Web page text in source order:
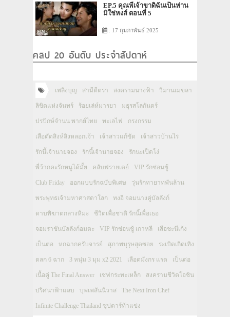
EP.5 คุณพี่เจ้าขาดิฉันเป็นห่าน
มิใช่หงส์ ตอนที่ 5
: 17 กุมภาพันธ์ 2025
คลิป 20 อันดับ ประจำสัปดาห์
เพลิงบุญ สามีตีตรา สงครามนางฟ้า วิมานเมขลา
ลิขิตแห่งจันทร์ ร้อยเล่ห์มารยา มธุรสโลกันตร์
ปรปักษ์จำนน พากย์ไทย ทะเลไฟ กรงกรรม
เสือตัดสิงห์ลิงหลอกเจ้า เจ้าสาวแก้ขัด เจ้าสาวบ้านไร่
รักนี้เจ้านายจอง รักนี้เจ้านายจอง รักนะเป็ดโง่
พี่ว้ากคะรักหนูได้มั้ย คลับฟรายเดย์ VIP รักซ่อนชู้
Club Friday ออกแบบรักฉบับพิเศษ วุ่นรักทายาทพันล้าน
พระพุทธเจ้ามหาศาสดาโลก ทงอี จอมนางคู่บัลลังก์
ดาบพิฆาตกลางหิมะ ชีวิตเพื่อชาติ รักนี้เพื่อเธอ
จอมราชันบัลลังก์อมตะ VIP รักซ่อนชู้ เกาหลี เสือชะนีเก้ง
เป็นต่อ หกฉากครับจารย์ สุภาพบุรุษสุดซอย ระเบิดเถิดเทิง
ตลก 6 ฉาก 3 หนุ่ม 3 มุม x2 2021 เลือดมังกร แรด เป็นต่อ
เนื้อคู่ The Final Answer เชฟกระทะเหล็ก สงครามชีวิตโอชิน
ปริศนาฟ้าแลบ บุพเพสันนิวาส The Next Iron Chef
Infinite Challenge Thailand ซุปตาร์ท้าแข่ง